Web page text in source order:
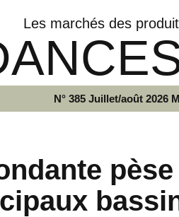
Les marchés des
N° 385 Juillet/août 2026